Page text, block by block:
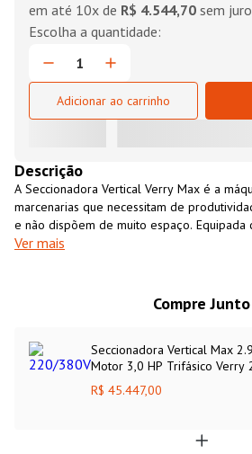
em até 10x de R$ 4.544,70 sem
Adicionar ao carrinho
Descrição
A Seccionadora Vertical Verry Max é a
marcenarias que necessitam de
e não dispõem de muito espaço.
é indicada para cortes verificais e
Ver mais
Compre Junto
Seccionadora Vertical Max
Motor 3,0 HP Trifásico Verry
R$ 45.447,00